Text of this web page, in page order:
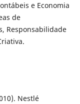
e Economia
de
Responsabilidade
Nestlé